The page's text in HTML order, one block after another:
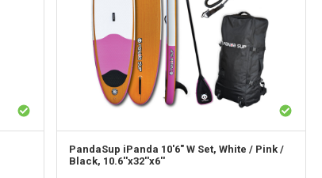
PandaSup iPanda 10'6" W Set, White / Pink /
Black, 10.6''x32''x6''